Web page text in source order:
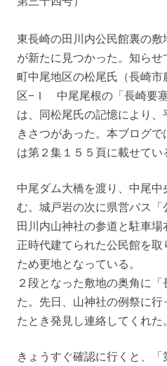
東長崎の田川内公民館裏の敷
が新たに見つかった。知ら
町中尾地区の松尾氏（長崎市
区−Ｉ 中尾尾根の「長崎要
は、同松尾氏の記憶により
きさつがあった。本ブログ
は第２集１５５頁に載せてい
中尾ダム大橋を渡り、中尾
む。城戸岩の次に県営バス「
田川内山神社の参道と駐車
正時代建てられた公民館を
ため更地となっている。
２段となった敷地の奥角に
た。先日、山神社の例祭に
たとき発見し連絡してくれた。
きょうすぐ確認に行くと、